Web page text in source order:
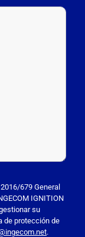
679 General
IGNITION
su
de protección de
.